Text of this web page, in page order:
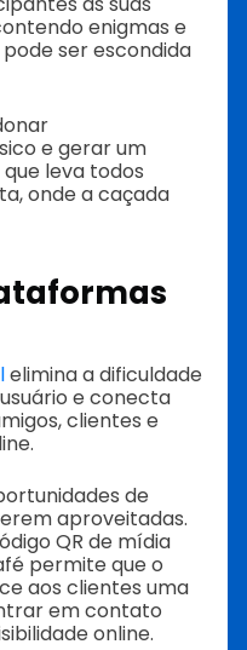
enigmas e
ser escondida
e gerar um
leva todos
onde a caçada
elimina a dificuldade
e conecta
clientes e
de
aproveitadas.
QR de mídia
permite que o
aos clientes uma
em contato
online.